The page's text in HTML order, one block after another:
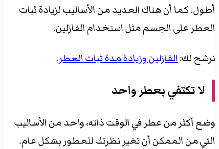
أطول. كما أن هناك العديد من الأساليب لزيادة ثبات
العطر على الجسم مثل استخدام الفازلين.
نرشح لك:الفازلين وزيادة مدة ثبات العطر.
لا تكتفي بعطر واحد
وضع أكثر من عطر في الوقت ذاته، واحد من الأساليب
التي من الممكن أن تغير نظرتك للعطور بشكل عام.